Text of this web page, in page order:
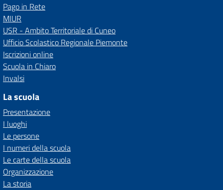
Pago in Rete
MIUR
USR - Ambito Territoriale di Cuneo
Ufficio Scolastico Regionale Piemonte
Iscrizioni online
Scuola in Chiaro
Invalsi
La scuola
Presentazione
I luoghi
Le persone
I numeri della scuola
Le carte della scuola
Organizzazione
La storia